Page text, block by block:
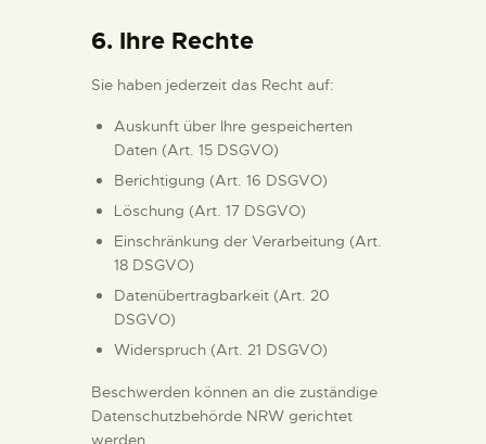
6. Ihre Rechte
Sie haben jederzeit das Recht auf:
Auskunft über Ihre gespeicherten
Daten (Art. 15 DSGVO)
Berichtigung (Art. 16 DSGVO)
Löschung (Art. 17 DSGVO)
Einschränkung der Verarbeitung (Art.
18 DSGVO)
Datenübertragbarkeit (Art. 20
DSGVO)
Widerspruch (Art. 21 DSGVO)
Beschwerden können an die zuständige
Datenschutzbehörde NRW gerichtet
werden.